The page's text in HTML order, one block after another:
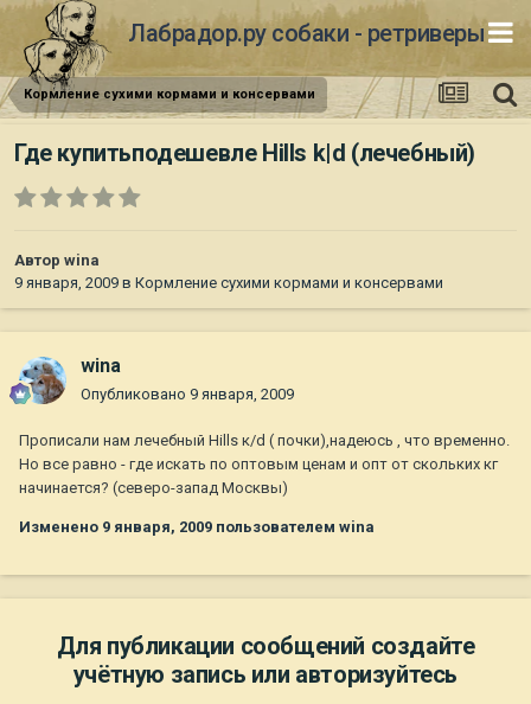
Лабрадор.ру собаки - ретриверы
Кормление сухими кормами и консервами
Где купитьподешевле Hills k|d (лечебный)
Автор wina
9 января, 2009 в Кормление сухими кормами и консервами
wina
Опубликовано 9 января, 2009
Прописали нам лечебный Нills к/d ( почки),надеюсь , что временно.
Но все равно - где искать по оптовым ценам и опт от скольких кг
начинается? (северо-запад Москвы)
Изменено 9 января, 2009 пользователем wina
Для публикации сообщений создайте
учётную запись или авторизуйтесь